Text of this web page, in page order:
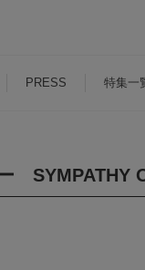
PRESS 特集一
SYMPATHY